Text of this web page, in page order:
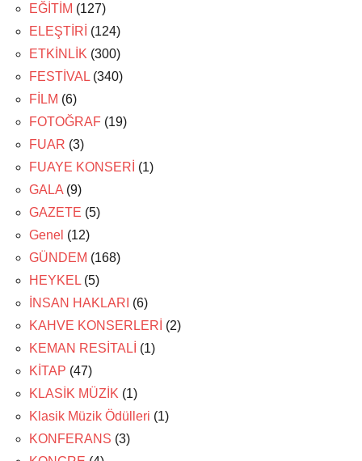
EĞİTİM (127)
ELEŞTİRİ (124)
ETKİNLİK (300)
FESTİVAL (340)
FİLM (6)
FOTOĞRAF (19)
FUAR (3)
FUAYE KONSERİ (1)
GALA (9)
GAZETE (5)
Genel (12)
GÜNDEM (168)
HEYKEL (5)
İNSAN HAKLARI (6)
KAHVE KONSERLERİ (2)
KEMAN RESİTALİ (1)
KİTAP (47)
KLASİK MÜZİK (1)
Klasik Müzik Ödülleri (1)
KONFERANS (3)